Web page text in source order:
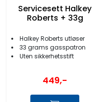
Servicesett Halkey
Roberts + 33g
Halkey Roberts utløser
33 grams gasspatron
Uten sikkerhetsstift
449,-